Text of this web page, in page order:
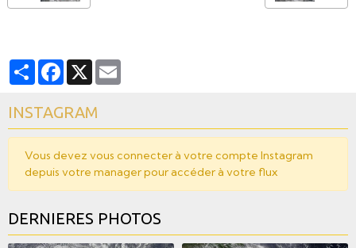
PartagerFacebook
X
INSTAGRAM
Vous devez vous connecter à votre compte Instagram
depuis votre manager pour accéder à votre flux
DERNIERES PHOTOS